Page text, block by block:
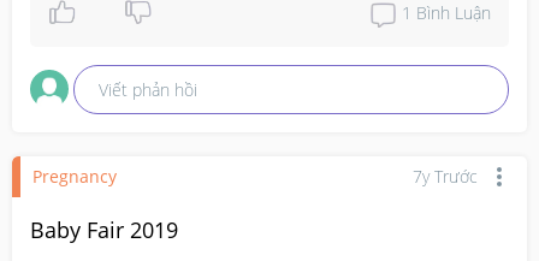
1 Bình Luận
Viết phản hồi
Pregnancy 7y Trước
Baby Fair 2019